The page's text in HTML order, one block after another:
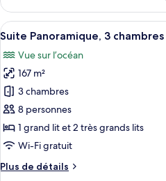
en
front
de
front
de
(Central)
le
type
de
Chambre,
en
front
de
mer
(Central)
Afficher
toutes
les
photos
pour
ce
type
de
chambre :
Suite
13
Suite Panoramique, 3 chambres
Vue sur l’océan
167 m²
3 chambres
8 personnes
1 grand lit et 2 très grands lits
Wi-Fi gratuit
Plus de détails
Plus